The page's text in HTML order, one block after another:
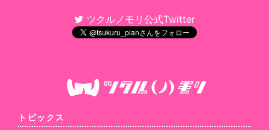
トピックス
ツクルノモリ公式Twitter